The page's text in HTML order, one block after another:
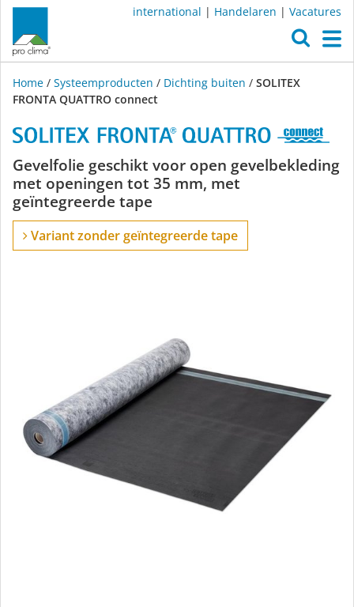
international | Handelaren | Vacatures
Home / Systeemproducten / Dichting buiten / SOLITEX
FRONTA QUATTRO connect
SOLITEX
FRONTA
QUATTRO
Gevelfolie geschikt voor open gevelbekleding
met openingen tot 35 mm, met
geïntegreerde tape
Variant zonder geïntegreerde tape